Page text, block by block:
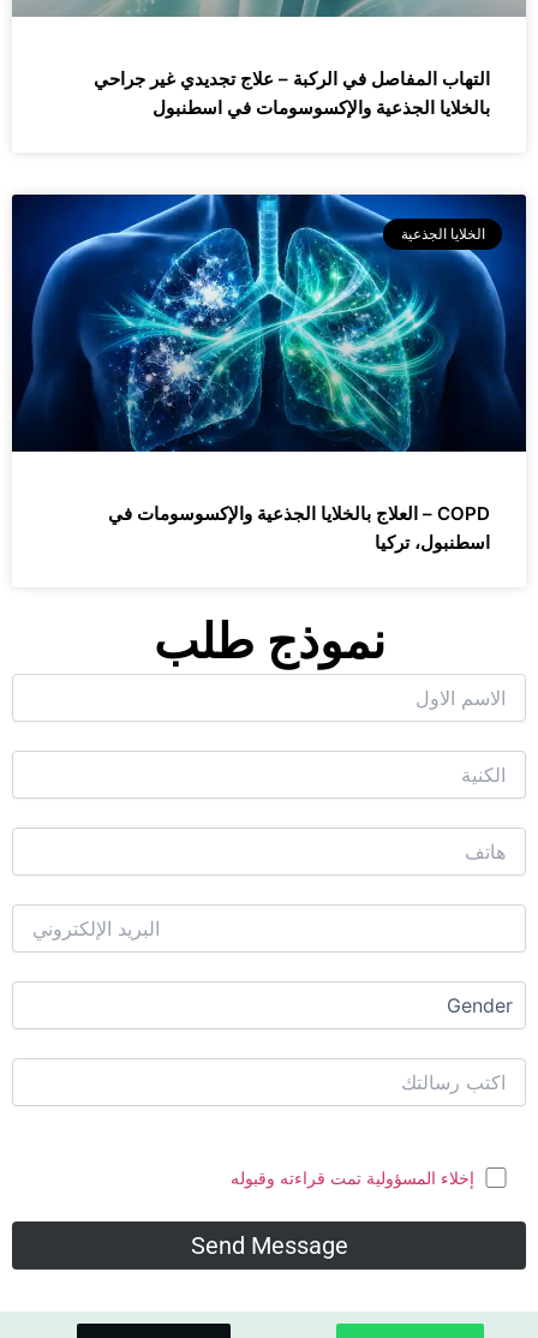
التهاب المفاصل في الركبة – علاج تجديدي غير جراحي
بالخلايا الجذعية والإكسوسومات في اسطنبول
الخلايا الجذعية
COPD – العلاج بالخلايا الجذعية والإكسوسومات في
اسطنبول، تركيا
نموذج طلب
إخلاء المسؤولية تمت قراءته وقبوله